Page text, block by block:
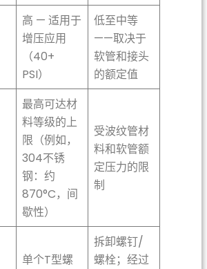
高 — 适用于
增压应用
（40+
PSI）
低至中等
——取决于
软管和接头
的额定值
最高可达材
料等级的上
限（例如，
304不锈
钢：约
870°C，间
歇性）
受波纹管材
料和软管额
定压力的限
制
单个T型螺
拆卸螺钉/
螺栓；经过